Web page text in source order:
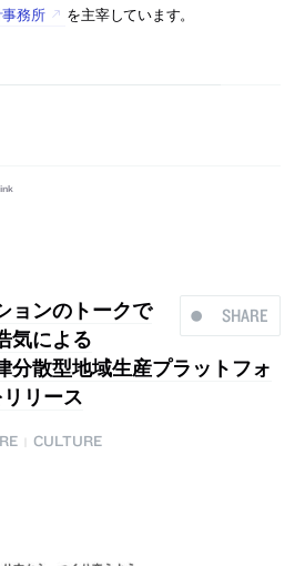
務所 を主宰しています。
SHARE
ョンのトークで
気による
分散型地域生産プラットフォ
リース
CULTURE